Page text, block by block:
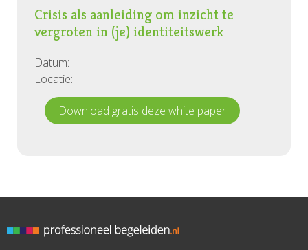
Crisis als aanleiding om inzicht te
vergroten in (je) identiteitswerk
Datum:
Locatie:
Download gratis deze white paper